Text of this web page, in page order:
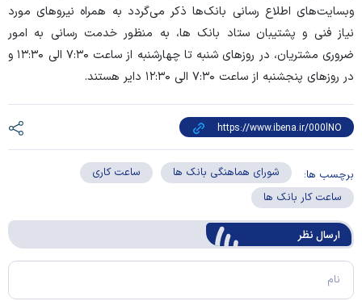
وبسایت‌های اطلاع رسانی بانک‌ها ذکر می‌گردد به همراه نیرو‌های مورد
نیاز فنی و پشتیبان ستاد بانک ها، به منظور خدمت رسانی به امور
ضروری مشتریان، در روز‌های شنبه تا چهارشنبه از ساعت ۷:۳۰ الی ۱۳:۳۰ و
در روز‌های پنجشنبه از ساعت ۷:۳۰ الی ۱۲:۳۰ دایر هستند.
برچسب ها: شورای هماهنگی بانک ها
ساعت کاری
ساعت کار بانک ها
ارسال‌ نظر